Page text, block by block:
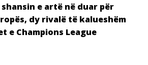
e artë në duar për
dy rivalë të kalueshëm
e Champions League